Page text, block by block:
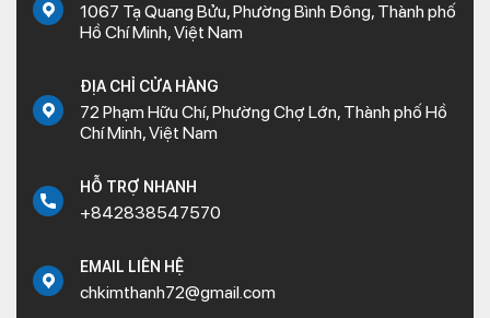
1067 Tạ Quang Bửu, Phường Bình Đông, Thành phố
Hồ Chí Minh, Việt Nam
ĐỊA CHỈ CỬA HÀNG
72 Phạm Hữu Chí, Phường Chợ Lớn, Thành phố Hồ
Chí Minh, Việt Nam
HỖ TRỢ NHANH
+842838547570
EMAIL LIÊN HỆ
chkimthanh72@gmail.com